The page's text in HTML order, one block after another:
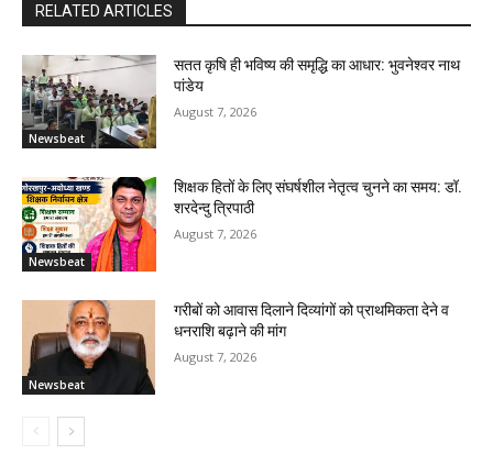
RELATED ARTICLES
Newsbeat
सतत कृषि ही भविष्य की समृद्धि का आधार: भुवनेश्वर नाथ
पांडेय
August 7, 2026
Newsbeat
शिक्षक हितों के लिए संघर्षशील नेतृत्व चुनने का समय: डॉ.
शरदेन्दु त्रिपाठी
August 7, 2026
Newsbeat
गरीबों को आवास दिलाने दिव्यांगों को प्राथमिकता देने व
धनराशि बढ़ाने की मांग
August 7, 2026